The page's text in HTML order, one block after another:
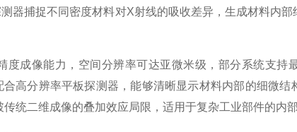
器捕捉不同密度材料对X射线的吸收差异，生成材料内
像能力，空间分辨率可达亚微米级，部分系统支持
高分辨率平板探测器，能够清晰显示材料内部的细微结
统二维成像的叠加效应局限，适用于复杂工业部件的内部